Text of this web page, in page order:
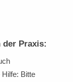
der Praxis:
Bitte